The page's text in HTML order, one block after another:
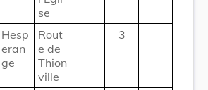
se
Hesp
eran
ge
Rout
e de
Thion
ville
3